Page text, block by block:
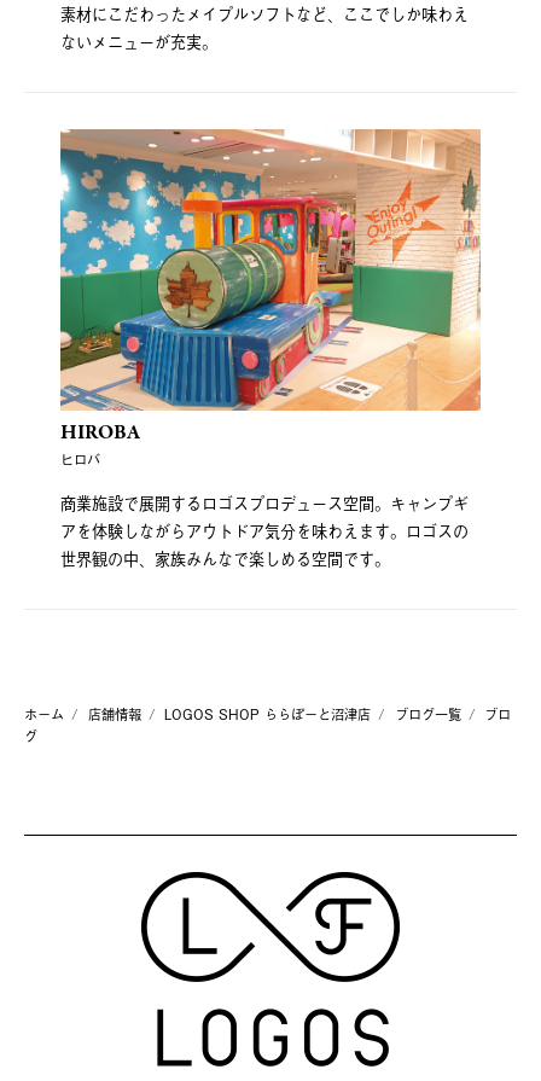
素材にこだわったメイプルソフトなど、ここでしか味わえ
ないメニューが充実。
HIROBA
ヒロバ
商業施設で展開するロゴスプロデュース空間。キャンプギ
アを体験しながらアウトドア気分を味わえます。ロゴスの
世界観の中、家族みんなで楽しめる空間です。
ホーム 店舗情報 LOGOS SHOP ららぽーと沼津店 ブログ一覧
ブロ
グ